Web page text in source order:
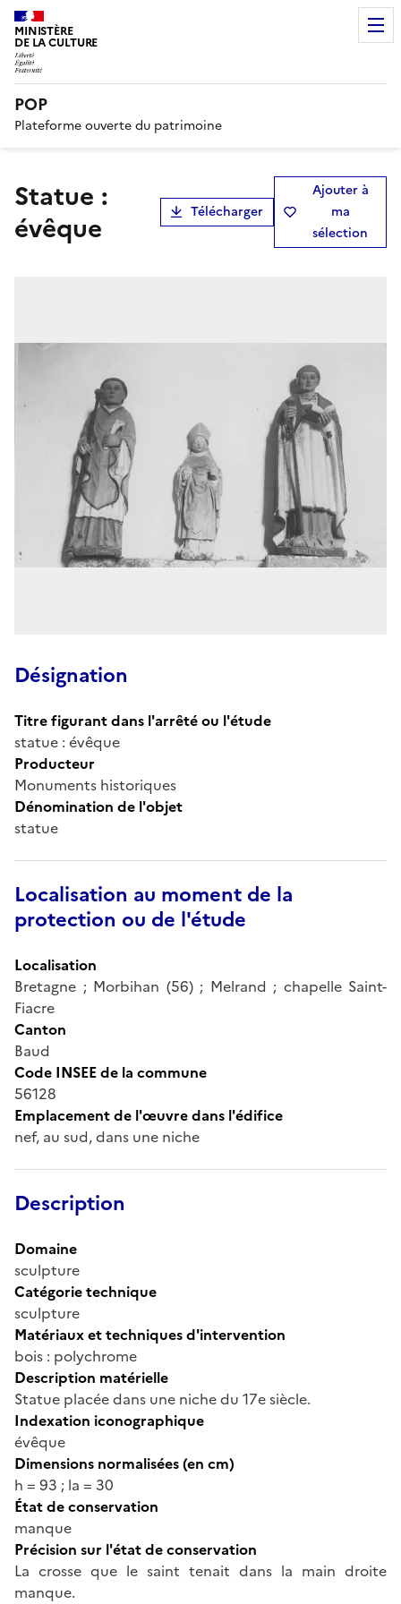
MINISTÈRE
DE LA CULTURE
POP
Plateforme ouverte du patrimoine
statue :
évêque
Télécharger
Ajouter à
ma
sélection
Désignation
Titre figurant dans l'arrêté ou l'étude
statue : évêque
Producteur
Monuments historiques
Dénomination de l'objet
statue
Localisation au moment de la
protection ou de l'étude
Localisation
Bretagne ; Morbihan (56) ; Melrand ; chapelle Saint-
Fiacre
Canton
Baud
Code INSEE de la commune
56128
Emplacement de l'œuvre dans l'édifice
nef, au sud, dans une niche
Description
Domaine
sculpture
Catégorie technique
sculpture
Matériaux et techniques d'intervention
bois : polychrome
Description matérielle
Statue placée dans une niche du 17e siècle.
Indexation iconographique
évêque
Dimensions normalisées (en cm)
h = 93 ; la = 30
État de conservation
manque
Précision sur l'état de conservation
La crosse que le saint tenait dans la main droite
manque.